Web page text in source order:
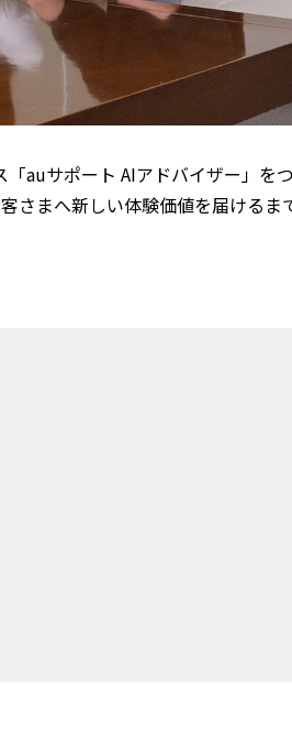
auサポート AIアドバイザー」を
さまへ新しい体験価値を届けるま